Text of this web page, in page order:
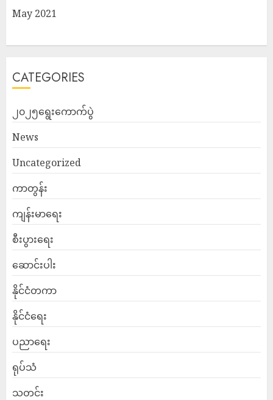
May 2021
CATEGORIES
၂၀၂၅ရွေးကောက်ပွဲ
News
Uncategorized
ကာတွန်း
ကျန်းမာရေး
စီးပွားရေး
ဆောင်းပါး
နိုင်ငံတကာ
နိုင်ငံရေး
ပညာရေး
ရုပ်သံ
သတင်း